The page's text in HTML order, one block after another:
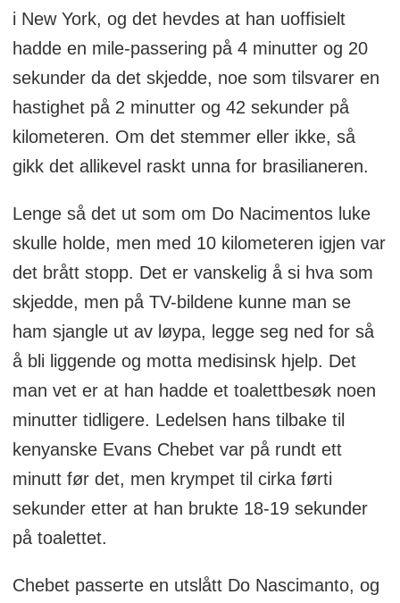
i New York, og det hevdes at han uoffisielt
hadde en mile-passering på 4 minutter og 20
sekunder da det skjedde, noe som tilsvarer en
hastighet på 2 minutter og 42 sekunder på
kilometeren. Om det stemmer eller ikke, så
gikk det allikevel raskt unna for brasilianeren.
Lenge så det ut som om Do Nacimentos luke
skulle holde, men med 10 kilometeren igjen var
det brått stopp. Det er vanskelig å si hva som
skjedde, men på TV-bildene kunne man se
ham sjangle ut av løypa, legge seg ned for så
å bli liggende og motta medisinsk hjelp. Det
man vet er at han hadde et toalettbesøk noen
minutter tidligere. Ledelsen hans tilbake til
kenyanske Evans Chebet var på rundt ett
minutt før det, men krympet til cirka førti
sekunder etter at han brukte 18-19 sekunder
på toalettet.
Chebet passerte en utslått Do Nascimanto, og